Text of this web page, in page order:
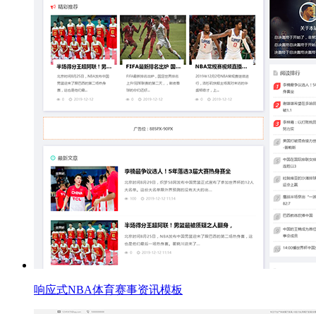
响应式NBA体育赛事资讯模板